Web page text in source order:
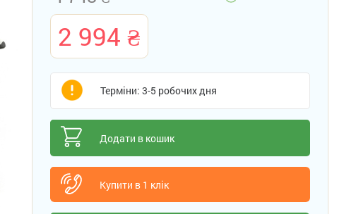
2 994
Терміни: 3-5 робочих дня
Додати в кошик
Купити в 1 клік